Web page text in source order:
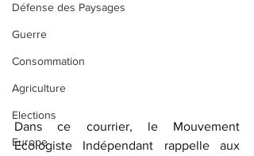
Défense des Paysages
Guerre
Consommation
Agriculture
Elections
Europe
Dans ce courrier, le Mouvement
Ecologiste Indépendant rappelle aux